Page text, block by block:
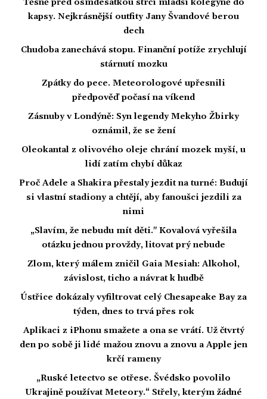
Těsně před osmdesátkou strčí mladší kolegyně do
kapsy. Nejkrásnější outfity Jany Švandové berou
dech
Chudoba zanechává stopu. Finanční potíže zrychlují
stárnutí mozku
Zpátky do pece. Meteorologové upřesnili
předpověď počasí na víkend
Zásnuby v Londýně: Syn legendy Mekyho Žbirky
oznámil, že se žení
Oleokantal z olivového oleje chrání mozek myší, u
lidí zatím chybí důkaz
Proč Adele a Shakira přestaly jezdit na turné: Budují
si vlastní stadiony a chtějí, aby fanoušci jezdili za
nimi
„Slavím, že nebudu mít děti." Kovalová vyřešila
otázku jednou provždy, litovat prý nebude
Zlom, který málem zničil Gaia Mesiah: Alkohol,
závislost, ticho a návrat k hudbě
Ústřice dokázaly vyfiltrovat celý Chesapeake Bay za
týden, dnes to trvá přes rok
Aplikaci z iPhonu smažete a ona se vrátí. Už čtvrtý
den po sobě ji lidé mažou znovu a znovu a Apple jen
krčí rameny
„Ruské letectvo se otřese. Švédsko povolilo
Ukrajině používat Meteory.“ Střely, kterým žádné